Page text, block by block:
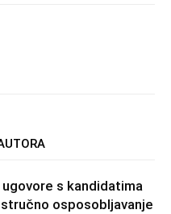
s kandidatima
osposobljavanje